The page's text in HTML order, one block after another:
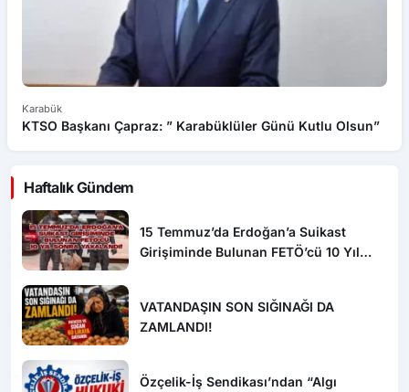
Karabük
KTSO Başkanı Çapraz: ” Karabüklüler Günü Kutlu Olsun”
Haftalık Gündem
15 Temmuz’da Erdoğan’a Suikast
Girişiminde Bulunan FETÖ’cü 10 Yıl
VATANDAŞIN SON SIĞINAĞI DA
ZAMLANDI!
Özçelik-İş Sendikası’ndan “Algı